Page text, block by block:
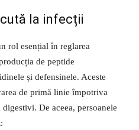
la infecții
rol esențial în reglarea
de peptide
și defensinele. Aceste
de primă linie împotriva
De aceea, persoanele